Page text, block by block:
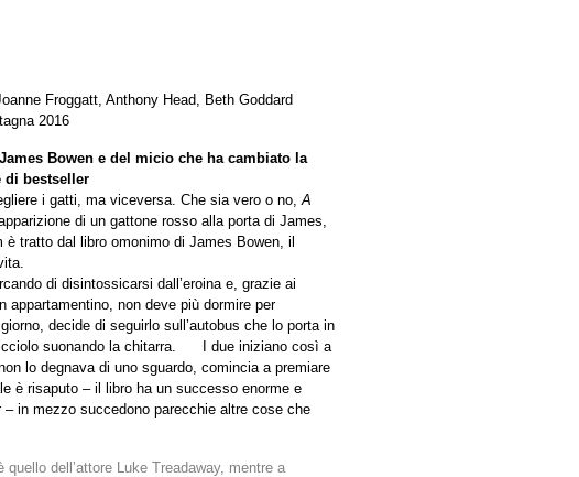
Froggatt, Anthony Head, Beth Goddard
2016
Bowen e del micio che ha cambiato la
di bestseller
i gatti, ma viceversa. Che sia vero o no,A
di un gattone rosso alla porta di James,
dal libro omonimo di James Bowen, il
di disintossicarsi dall’eroina e, grazie ai
non deve più dormire per
decide di seguirlo sull’autobus che lo porta in
suonando la chitarra. I due iniziano così a
lo degnava di uno sguardo, comincia a premiare
è risaputo – il libro ha un successo enorme e
in mezzo succedono parecchie altre cose che
dell’attore Luke Treadaway, mentre a